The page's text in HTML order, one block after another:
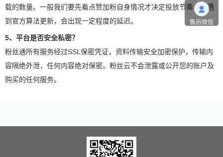
载的数量。一般我们要先看点赞加粉自身情况才决定投放节奏，如遇
到官方算法更新，会出现一定程度的延迟。
5、平台是否安全私密？
粉丝通所有服务经过SSL保密凭证，资料传输安全加密保护，传输内
容隔绝外泄，任何内容绝对保密。粉丝云不会泄露或公开您的账户及
购买的任何服务。
售后微信